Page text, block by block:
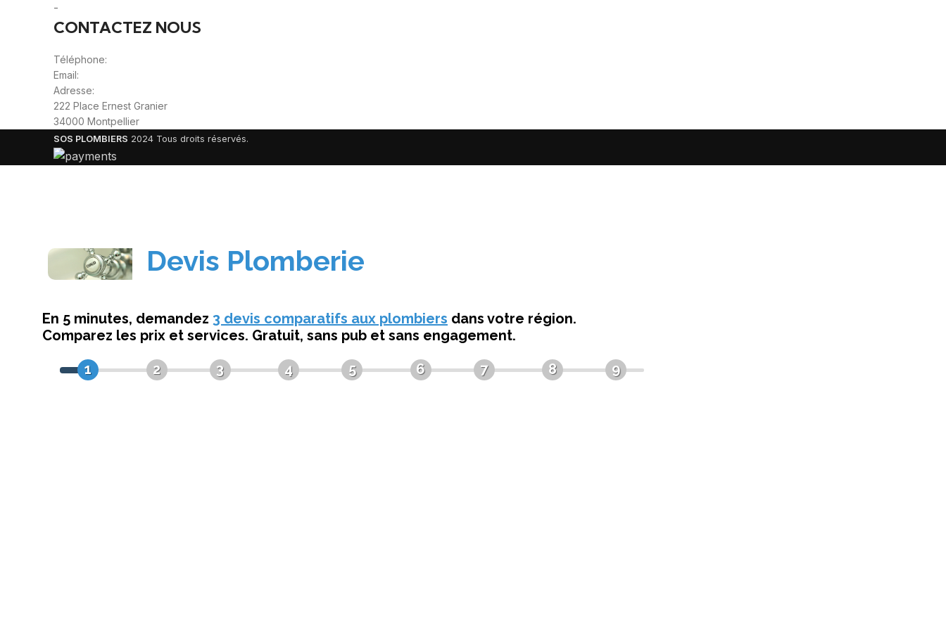
-
CONTACTEZ NOUS
Téléphone:
Email:
Adresse:
222 Place Ernest Granier
34000 Montpellier
SOS PLOMBIERS 2024 Tous droits réservés.